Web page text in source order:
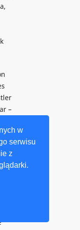
w
serwisu
z
–